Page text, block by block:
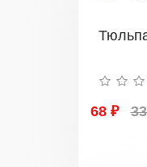
68 ₽